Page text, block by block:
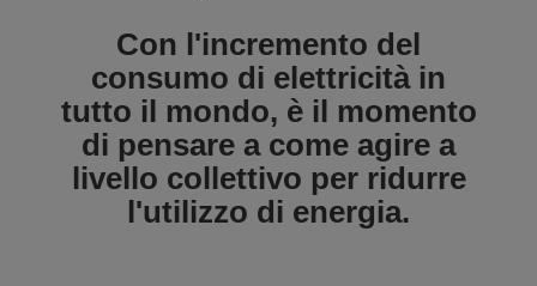
Con l'incremento del
consumo di elettricità in
tutto il mondo, è il momento
di pensare a come agire a
livello collettivo per ridurre
l'utilizzo di energia.